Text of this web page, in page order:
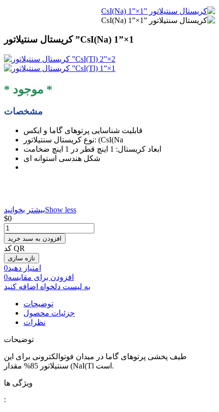
کریستال سنتیلاتور ”CsI(Na) 1”×1
* موجود *
مشخصات
قابلیت شناسایی پرتوهای گاما و ایکس
نوع کریستال سنتیلاتور: (CsI(Na
ابعاد کریستال: 1 اینچ قطر در 1 اینچ ضخامت
شکل هندسی استوانه ای
بیشتر بخوانیدShow less
‎$0
افزودن به سبد خرید
کد QR
امتیاز دهید0
افزودن برای مقایسه0
به لیست دلخواه اضافه کنید
توضیحات
جزئیات محصول
نظرات
توضیحات
طیف پخشی پرتوهای گاما در میدان فوتوالکترونی برای این
سنتیلاتور 85% مقدار (NaI(Tl است.
ویژگی ها
: